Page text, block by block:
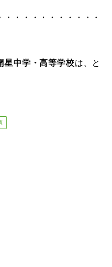
・・・・・・・・・・・
星中学・高等学校は、と